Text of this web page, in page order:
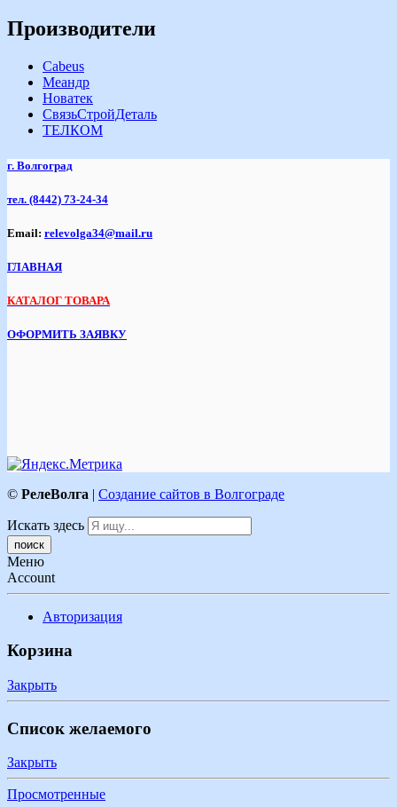
Производители
Cabeus
Меандр
Новатек
СвязьСтройДеталь
ТЕЛКОМ
г. Волгоград
тел. (8442) 73-24-34
Email: relevolga34@mail.ru
ГЛАВНАЯ
КАТАЛОГ ТОВАРА
ОФОРМИТЬ ЗАЯВКУ
© РелеВолга | Создание сайтов в Волгограде
Искать здесь
Меню
Account
Авторизация
Корзина
Закрыть
Список желаемого
Закрыть
Просмотренные